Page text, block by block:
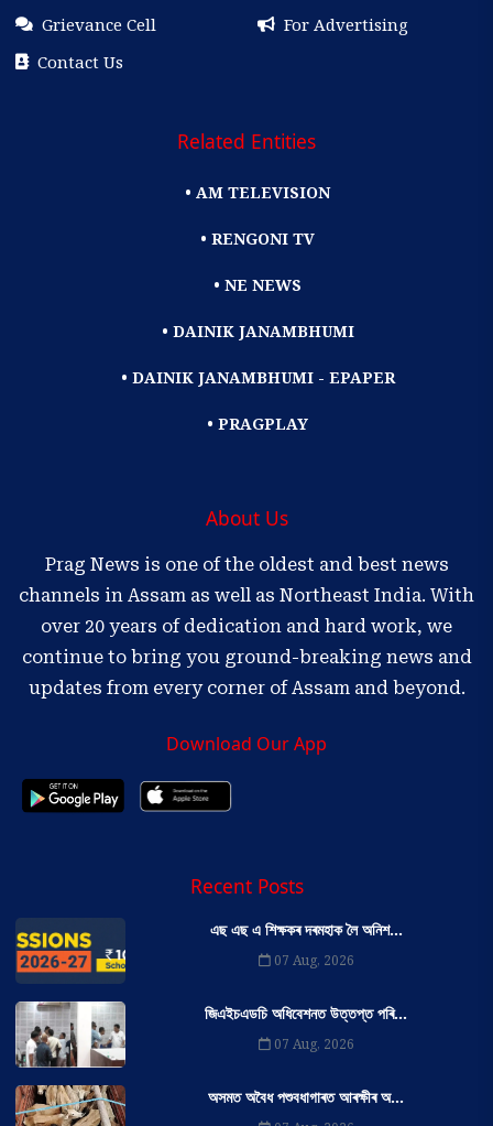
Grievance Cell
For Advertising
Contact Us
Related Entities
• AM TELEVISION
• RENGONI TV
• NE NEWS
• DAINIK JANAMBHUMI
• DAINIK JANAMBHUMI - EPAPER
• PRAGPLAY
About Us
Prag News is one of the oldest and best news
channels in Assam as well as Northeast India. With
over 20 years of dedication and hard work, we
continue to bring you ground-breaking news and
updates from every corner of Assam and beyond.
Download Our App
Recent Posts
এছ এছ এ শিক্ষকৰ দৰমহাক লৈ অনিশ...
07 Aug, 2026
জিএইচএডচি অধিবেশনত উত্তপ্ত পৰি...
07 Aug, 2026
অসমত অবৈধ পশুবধাগাৰত আৰক্ষীৰ অ...